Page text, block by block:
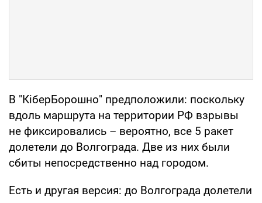
В "КіберБорошно" предположили: поскольку
вдоль маршрута на территории РФ взрывы
не фиксировались – вероятно, все 5 ракет
долетели до Волгограда. Две из них были
сбиты непосредственно над городом.
Есть и другая версия: до Волгограда долетели